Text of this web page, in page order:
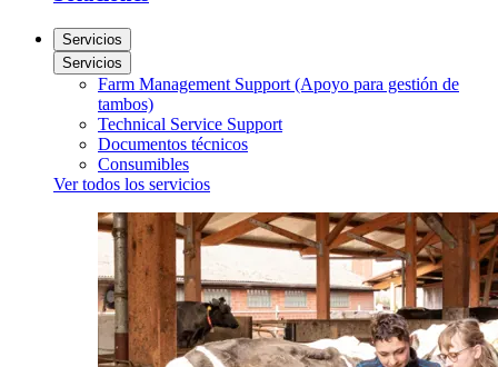
Servicios
Servicios
Farm Management Support (Apoyo para gestión de
tambos)
Technical Service Support
Documentos técnicos
Consumibles
Ver todos los servicios